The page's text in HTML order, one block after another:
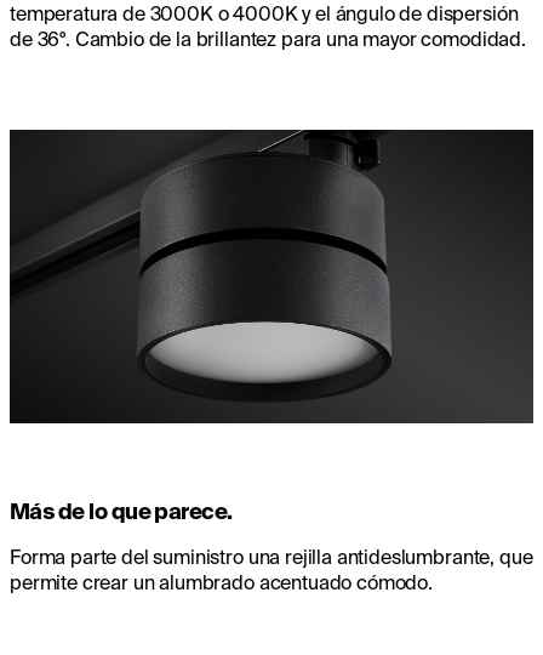
temperatura de 3000K o 4000K y el ángulo de dispersión
de 36°. Cambio de la brillantez para una mayor comodidad.
Más de lo que parece.
Forma parte del suministro una rejilla antideslumbrante, que
permite crear un alumbrado acentuado cómodo.